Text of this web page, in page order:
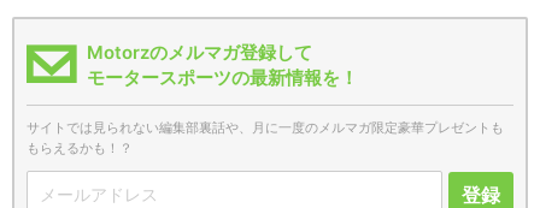
Motorzのメルマガ登録して
モータースポーツの最新情報を！
サイトでは見られない編集部裏話や、月に一度のメルマガ限定豪華プレゼントも
もらえるかも！？
登録